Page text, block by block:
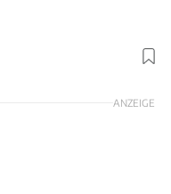
Foto: REE Automotive
ANZEIGE